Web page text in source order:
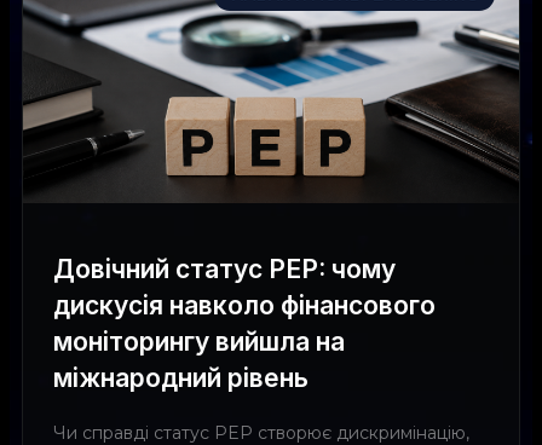
Довічний статус PEP: чому
дискусія навколо фінансового
моніторингу вийшла на
міжнародний рівень
Чи справді статус PEP створює дискримінацію,